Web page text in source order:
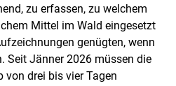
zu erfassen, zu welchem
Mittel im Wald eingesetzt
genügten, wenn
Seit Jänner 2026 müssen die
drei bis vier Tagen